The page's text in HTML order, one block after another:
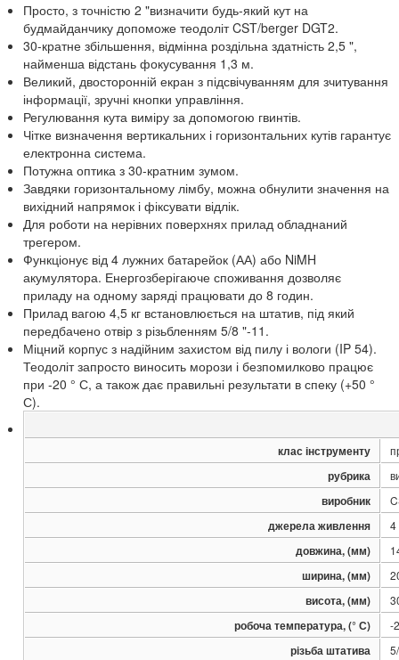
Просто, з точністю 2 "визначити будь-який кут на
будмайданчику допоможе теодоліт CST/berger DGT2.
30-кратне збільшення, відмінна роздільна здатність 2,5 ",
найменша відстань фокусування 1,3 м.
Великий, двосторонній екран з підсвічуванням для зчитування
інформації, зручні кнопки управління.
Регулювання кута виміру за допомогою гвинтів.
Чітке визначення вертикальних і горизонтальних кутів гарантує
електронна система.
Потужна оптика з 30-кратним зумом.
Завдяки горизонтальному лімбу, можна обнулити значення на
вихідний напрямок і фіксувати відлік.
Для роботи на нерівних поверхнях прилад обладнаний
трегером.
Функціонує від 4 лужних батарейок (АА) або NiMH
акумулятора. Енергозберігаюче споживання дозволяє
приладу на одному заряді працювати до 8 годин.
Прилад вагою 4,5 кг встановлюється на штатив, під який
передбачено отвір з різьбленням 5/8 "-11.
Міцний корпус з надійним захистом від пилу і вологи (IP 54).
Теодоліт запросто виносить морози і безпомилково працює
при -20 ° С, а також дає правильні результати в спеку (+50 °
С).
клас інструменту
рубрика
виробник
джерела живлення 4
довжина, (мм)
ширина, (мм)
висота, (мм)
робоча температура, (° С) -
різьба штатива